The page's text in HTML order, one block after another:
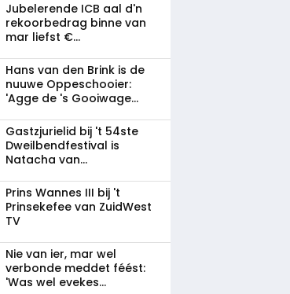
Jubelerende ICB aal d'n
rekoorbedrag binne van
mar liefst €...
Hans van den Brink is de
nuuwe Oppeschooier:
'Agge de 's Gooiwage...
Gastzjurielid bij 't 54ste
Dweilbendfestival is
Natacha van...
Prins Wannes III bij 't
Prinsekefee van ZuidWest
TV
Nie van ier, mar wel
verbonde meddet féést:
'Was wel evekes...